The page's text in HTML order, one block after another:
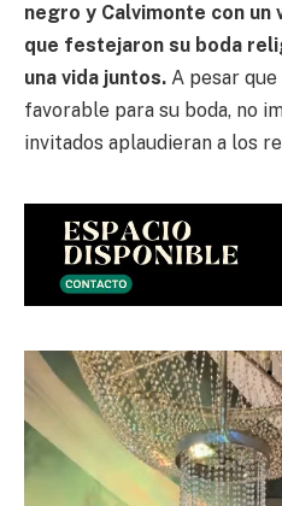
negro y Calvimonte con un
que festejaron su boda
una vida juntos. A pesar
favorable para su boda, no
invitados aplaudieran a los
Reproductor
de
vídeo